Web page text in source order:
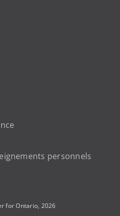
personnels
for Ontario, 2026